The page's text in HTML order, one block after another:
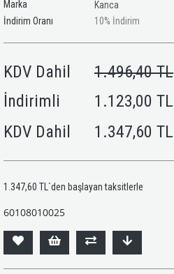
Marka
Kanca
İndirim Oranı
%
10 İndirim
KDV Dahil
1.496,40 TL
İndirimli
1.123,00 TL
KDV Dahil 1.347,60 TL
1.347,60 TL `den başlayan taksitlerle
60108010025